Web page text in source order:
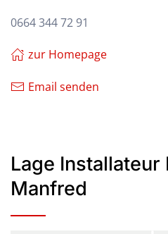
0664 344 72 91
zur Homepage
Email senden
Lage Installateur
Manfred